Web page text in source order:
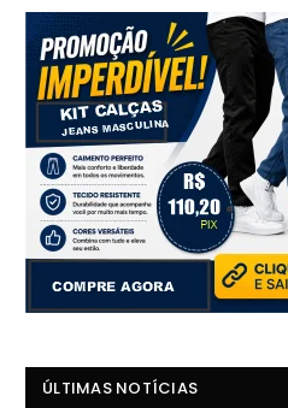
ÚLTIMAS NOTÍCIAS